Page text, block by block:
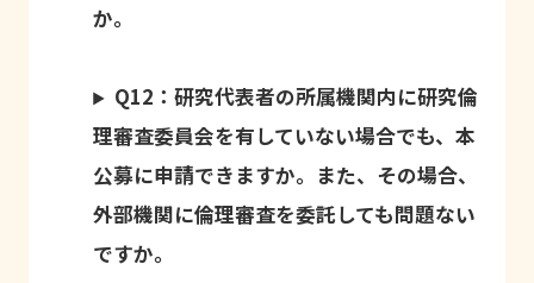
か。
Q12：研究代表者の所属機関内に研究倫
理審査委員会を有していない場合でも、本
公募に申請できますか。また、その場合、
外部機関に倫理審査を委託しても問題ない
ですか。